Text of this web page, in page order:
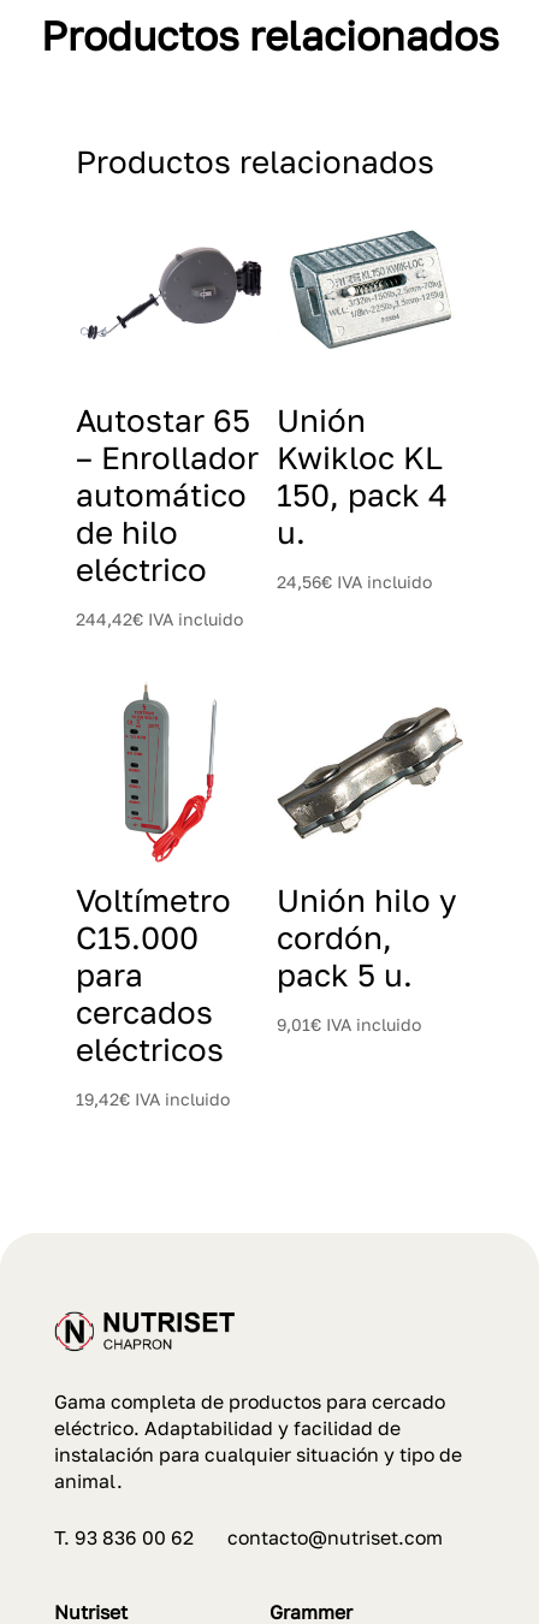
Productos relacionados
Productos relacionados
Autostar 65
– Enrollador
automático
de hilo
eléctrico
244,42€ IVA incluido
Unión
Kwikloc KL
150, pack 4
u.
24,56€ IVA incluido
Voltímetro
C15.000
para
cercados
eléctricos
19,42€ IVA incluido
Unión hilo y
cordón,
pack 5 u.
9,01€ IVA incluido
Gama completa de productos para cercado
eléctrico. Adaptabilidad y facilidad de
instalación para cualquier situación y tipo de
animal.
T. 93 836 00 62 contacto@nutriset.com
Nutriset Grammer